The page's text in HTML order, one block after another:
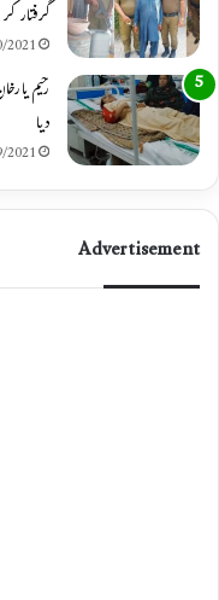
گرفتار
2021
دیا
Advertisement